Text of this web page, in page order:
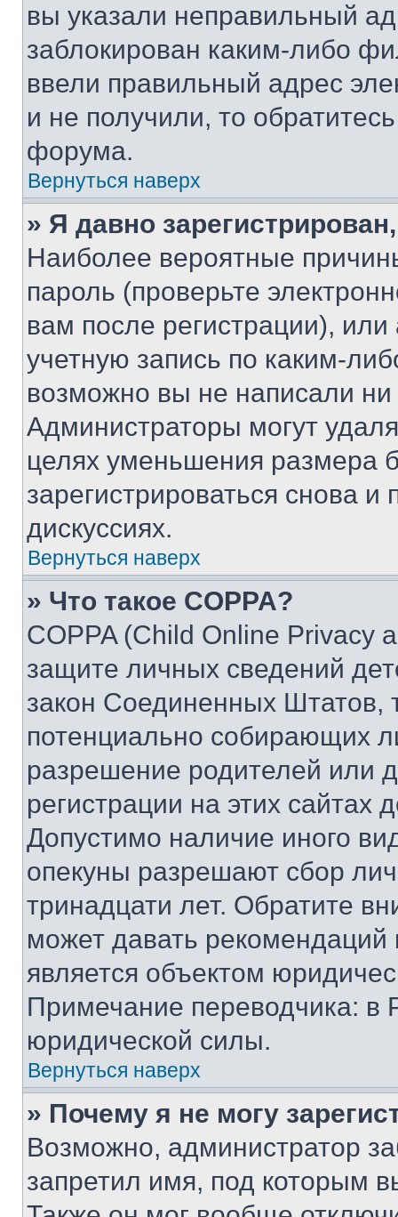
вы указали неправильный
заблокирован каким-либо
ввели правильный адрес
и не получили, то
форума.
Вернуться наверх
» Я давно
Наиболее вероятные
пароль (проверьте
вам после регистрации),
учетную запись по каким-
возможно вы не написали
Администраторы могут
целях уменьшения размера
зарегистрироваться снова и
дискуссиях.
Вернуться наверх
» Что такое COPPA?
COPPA (Child Online Privacy
защите личных сведений
закон Соединенных Штатов,
потенциально собирающих
разрешение родителей или
регистрации на этих сайтах
Допустимо наличие иного
опекуны разрешают сбор
тринадцати лет. Обратите
может давать
является объектом
Примечание переводчика: в
юридической силы.
Вернуться наверх
» Почему я не могу
Возможно, администратор
запретил имя, под которым